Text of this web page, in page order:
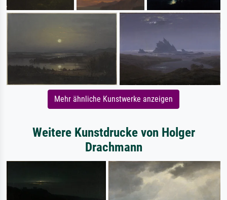
Mehr ähnliche Kunstwerke anzeigen
Weitere Kunstdrucke von Holger
Drachmann